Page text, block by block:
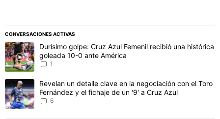
CONVERSACIONES ACTIVAS
Este listado muestra los artículos con más comentarios en los
Un artículo de tendencia con el título "Durísimo golpe: Cruz Azul
Durísimo golpe: Cruz Azul Femenil recibió una histórica
goleada 10-0 ante América
1
Un artículo de tendencia con el título "Revelan un detalle clave
Revelan un detalle clave en la negociación con el Toro
Fernández y el fichaje de un '9' a Cruz Azul
6